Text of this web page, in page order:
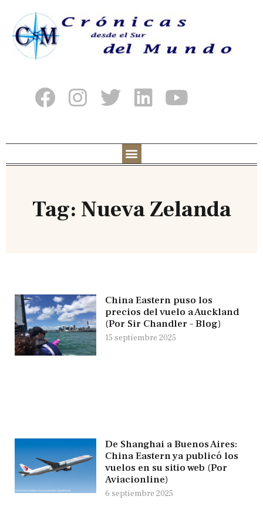
Tag: Nueva Zelanda
China Eastern puso los
precios del vuelo a Auckland
(Por Sir Chandler – Blog)
15 septiembre 2025
De Shanghai a Buenos Aires:
China Eastern ya publicó los
vuelos en su sitio web (Por
Aviacionline)
6 septiembre 2025